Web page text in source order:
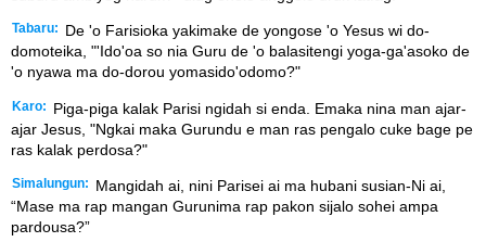
Tabaru:
De 'o Farisioka yakimake de yongose 'o Yesus wi do-
domoteika, "'Ido'oa so nia Guru de 'o balasitengi yoga-ga'asoko de
'o nyawa ma do-dorou yomasido'odomo?"
Karo:
Piga-piga kalak Parisi ngidah si enda. Emaka nina man ajar-
ajar Jesus, "Ngkai maka Gurundu e man ras pengalo cuke bage pe
ras kalak perdosa?"
Simalungun:
Mangidah ai, nini Parisei ai ma hubani susian-Ni ai,
“Mase ma rap mangan Gurunima rap pakon sijalo sohei ampa
pardousa?”